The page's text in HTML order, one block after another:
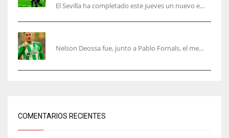
El Sevilla ha completado este jueves un nuevo e...
Nelson Deossa fue, junto a Pablo Fornals, el me...
COMENTARIOS RECIENTES